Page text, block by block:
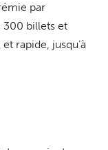
par
300 billets et
rapide, jusqu’à